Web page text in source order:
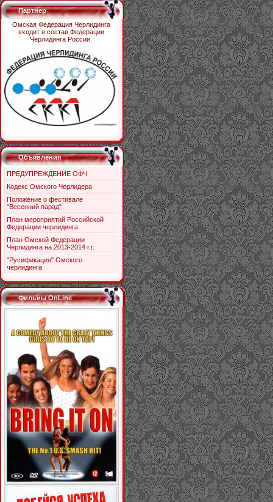
Партнер
Омская Федерация Черлидинга
входит в состав Федерации
Черлидинга России.
Объявления
ПРЕДУПРЕЖДЕНИЕ ОФЧ
Кодекс Омского Черлидера
Положение о фестивале
"Весенний парад"
План мероприятий Российской
Федерации черлидинга
План Омской Федерации
Черлидинга на 2013-2014 г.г.
"Русификация" Омского
черлидинга
Фильиы OnLine